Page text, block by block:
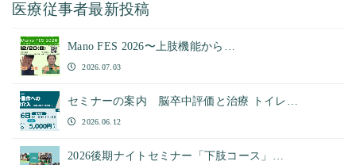
医療従事者最新投稿
Mano FES 2026〜上肢機能から…
2026.07.03
セミナーの案内 脳卒中評価と治療 トイレ…
2026.06.12
2026後期ナイトセミナー「下肢コース」…